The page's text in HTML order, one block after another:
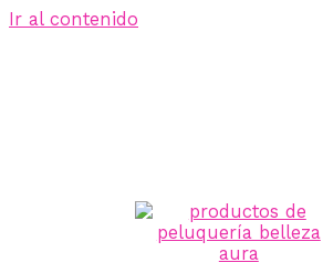
Ir al contenido